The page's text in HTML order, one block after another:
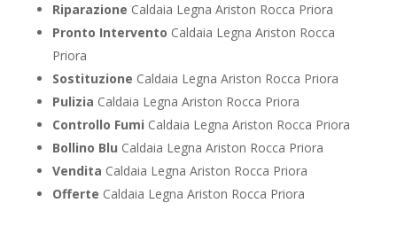
Riparazione Caldaia Legna Ariston Rocca Priora
Pronto Intervento Caldaia Legna Ariston Rocca
Priora
Sostituzione Caldaia Legna Ariston Rocca Priora
Pulizia Caldaia Legna Ariston Rocca Priora
Controllo Fumi Caldaia Legna Ariston Rocca Priora
Bollino Blu Caldaia Legna Ariston Rocca Priora
Vendita Caldaia Legna Ariston Rocca Priora
Offerte Caldaia Legna Ariston Rocca Priora